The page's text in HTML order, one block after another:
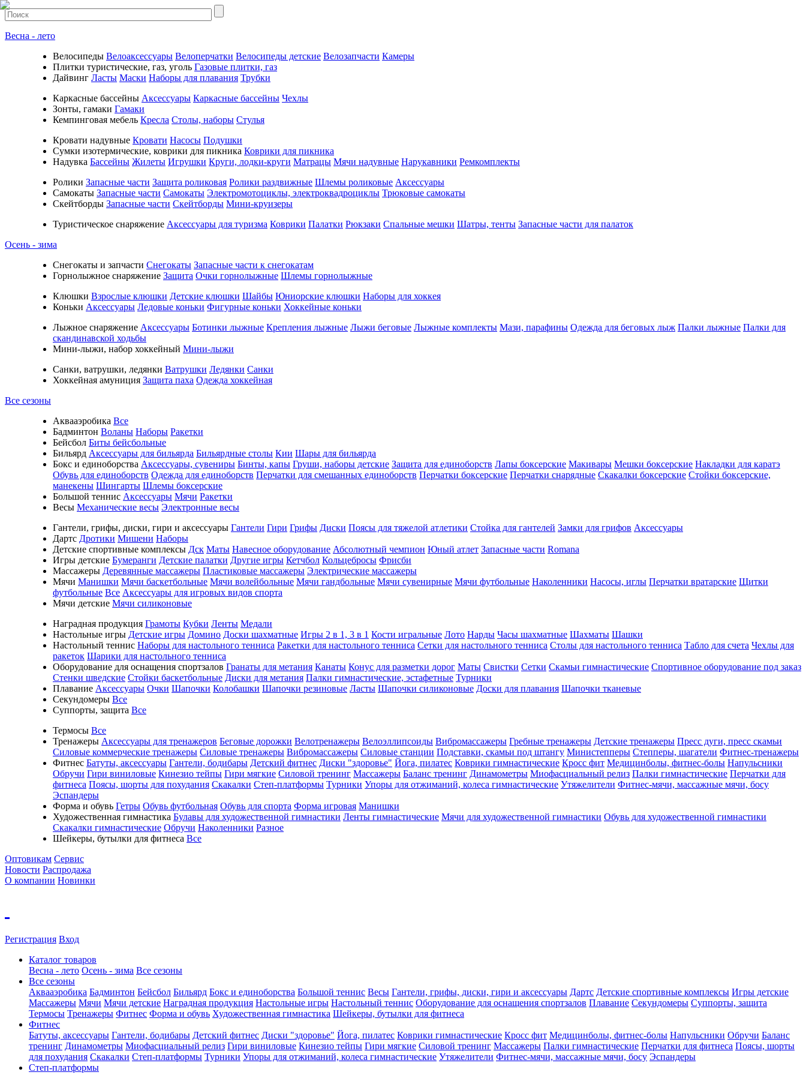
Весна - лето
Велосипеды Велоаксессуары Велоперчатки Велосипеды детские Велозапчасти Камеры
Плитки туристические, газ, уголь Газовые плитки, газ
Дайвинг Ласты Маски Наборы для плавания Трубки
Каркасные бассейны Аксессуары Каркасные бассейны Чехлы
Зонты, гамаки Гамаки
Кемпинговая мебель Кресла Столы, наборы Стулья
Кровати надувные Кровати Насосы Подушки
Cумки изотермические, коврики для пикника Коврики для пикника
Надувка Бассейны Жилеты Игрушки Круги, лодки-круги Матрацы Мячи надувные Нарукавники Ремкомплекты
Ролики Запасные части Защита роликовая Ролики раздвижные Шлемы роликовые Аксессуары
Самокаты Запасные части Самокаты Электромотоциклы, электроквадроциклы Трюковые самокаты
Скейтборды Запасные части Скейтборды Мини-круизеры
Туристическое снаряжение Аксессуары для туризма Коврики Палатки Рюкзаки Спальные мешки Шатры, тенты Запасные части для палаток
Осень - зима
Cнегокаты и запчасти Снегокаты Запасные части к снегокатам
Горнолыжное снаряжение Защита Очки горнолыжные Шлемы горнолыжные
Клюшки Взрослые клюшки Детские клюшки Шайбы Юниорские клюшки Наборы для хоккея
Коньки Аксессуары Ледовые коньки Фигурные коньки Хоккейные коньки
Лыжное снаряжение Аксессуары Ботинки лыжные Крепления лыжные Лыжи беговые Лыжные комплекты Мази, парафины Одежда для беговых лыж Палки лыжные Палки для
скандинавской ходьбы
Мини-лыжи, набор хоккейный Мини-лыжи
Санки, ватрушки, ледянки Ватрушки Ледянки Санки
Хоккейная амуниция Защита паха Одежда хоккейная
Все сезоны
Аквааэробика Все
Бадминтон Воланы Наборы Ракетки
Бейсбол Биты бейсбольные
Бильярд Аксессуары для бильярда Бильярдные столы Кии Шары для бильярда
Бокс и единоборства Аксессуары, сувениры Бинты, капы Груши, наборы детские Защита для единоборств Лапы боксерские Макивары Мешки боксерские Накладки для каратэ
Обувь для единоборств Одежда для единоборств Перчатки для смешанных единоборств Перчатки боксерские Перчатки снарядные Скакалки боксерские Стойки боксерские,
манекены Шингарты Шлемы боксерские
Большой теннис Аксессуары Мячи Ракетки
Весы Механические весы Электронные весы
Гантели, грифы, диски, гири и аксессуары Гантели Гири Грифы Диски Поясы для тяжелой атлетики Стойка для гантелей Замки для грифов Аксессуары
Дартс Дротики Мишени Наборы
Детские спортивные комплексы Дск Маты Навесное оборудование Абсолютный чемпион Юный атлет Запасные части Romana
Игры детские Бумеранги Детские палатки Другие игры Кетчбол Кольцебросы Фрисби
Массажеры Деревянные массажеры Пластиковые массажеры Электрические массажеры
Мячи Манишки Мячи баскетбольные Мячи волейбольные Мячи гандбольные Мячи сувенирные Мячи футбольные Наколенники Насосы, иглы Перчатки вратарские Щитки
футбольные Все Аксессуары для игровых видов спорта
Мячи детские Мячи силиконовые
Наградная продукция Грамоты Кубки Ленты Медали
Настольные игры Детские игры Домино Доски шахматные Игры 2 в 1, 3 в 1 Кости игральные Лото Нарды Часы шахматные Шахматы Шашки
Настольный теннис Наборы для настольного тенниса Ракетки для настольного тенниса Сетки для настольного тенниса Столы для настольного тенниса Табло для счета Чехлы для
ракеток Шарики для настольного тенниса
Оборудование для оснащения спортзалов Гранаты для метания Канаты Конус для разметки дорог Маты Свистки Сетки Скамьи гимнастические Спортивное оборудование под заказ
Стенки шведские Стойки баскетбольные Диски для метания Палки гимнастические, эстафетные Турники
Плавание Аксессуары Очки Шапочки Колобашки Шапочки резиновые Ласты Шапочки силиконовые Доски для плавания Шапочки тканевые
Секундомеры Все
Суппорты, защита Все
Термосы Все
Тренажеры Аксессуары для тренажеров Беговые дорожки Велотренажеры Велоэллипсоиды Вибромассажеры Гребные тренажеры Детские тренажеры Пресс дуги, пресс скамьи
Силовые коммерческие тренажеры Силовые тренажеры Вибромассажеры Силовые станции Подставки, скамьи под штангу Министепперы Степперы, шагатели Фитнес-тренажеры
Фитнес Батуты, аксессуары Гантели, бодибары Детский фитнес Диски "здоровье" Йога, пилатес Коврики гимнастические Кросс фит Медицинболы, фитнес-болы Напульсники
Обручи Гири виниловые Кинезио тейпы Гири мягкие Силовой тренинг Массажеры Баланс тренинг Динамометры Миофасциальный релиз Палки гимнастические Перчатки для
фитнеса Поясы, шорты для похудания Скакалки Степ-платформы Турники Упоры для отжиманий, колеса гимнастические Утяжелители Фитнес-мячи, массажные мячи, босу
Эспандеры
Форма и обувь Гетры Обувь футбольная Обувь для спорта Форма игровая Манишки
Художественная гимнастика Булавы для художественной гимнастики Ленты гимнастические Мячи для художественной гимнастики Обувь для художественной гимнастики
Скакалки гимнастические Обручи Наколенники Разное
Шейкеры, бутылки для фитнеса Все
Оптовикам Сервис
Новости Распродажа
О компании Новинки
Регистрация Вход
Каталог товаров
Весна - лето Осень - зима Все сезоны
Все сезоны
Аквааэробика Бадминтон Бейсбол Бильярд Бокс и единоборства Большой теннис Весы Гантели, грифы, диски, гири и аксессуары Дартс Детские спортивные комплексы Игры детские
Массажеры Мячи Мячи детские Наградная продукция Настольные игры Настольный теннис Оборудование для оснащения спортзалов Плавание Секундомеры Суппорты, защита
Термосы Тренажеры Фитнес Форма и обувь Художественная гимнастика Шейкеры, бутылки для фитнеса
Фитнес
Батуты, аксессуары Гантели, бодибары Детский фитнес Диски "здоровье" Йога, пилатес Коврики гимнастические Кросс фит Медицинболы, фитнес-болы Напульсники Обручи Баланс
тренинг Динамометры Миофасциальный релиз Гири виниловые Кинезио тейпы Гири мягкие Силовой тренинг Массажеры Палки гимнастические Перчатки для фитнеса Поясы, шорты
для похудания Скакалки Степ-платформы Турники Упоры для отжиманий, колеса гимнастические Утяжелители Фитнес-мячи, массажные мячи, босу Эспандеры
Степ-платформы